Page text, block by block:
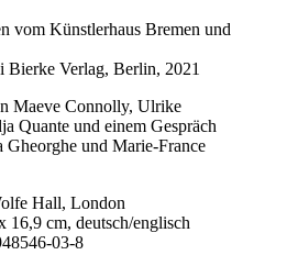
vom Künstlerhaus Bremen und
Bierke Verlag, Berlin, 2021
Maeve Connolly, Ulrike
Quante und einem Gespräch
Gheorghe und Marie-France
Hall, London
16,9 cm, deutsch/englisch
03-8